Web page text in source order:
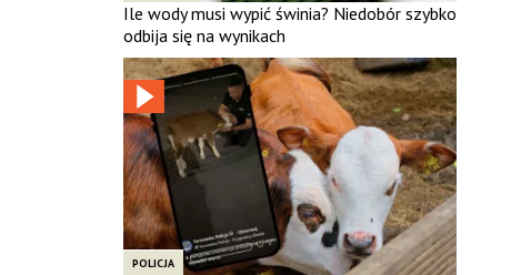
Ile wody musi wypić świnia? Niedobór szybko
odbija się na wynikach
POLICJA